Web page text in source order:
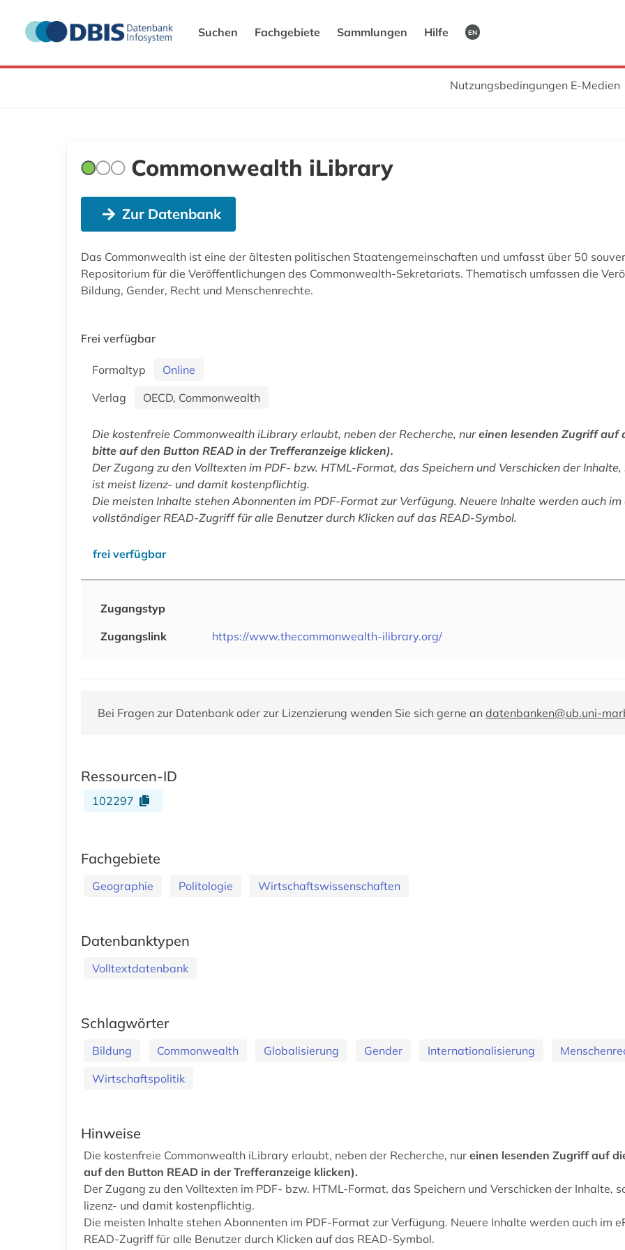
Suchen Fachgebiete Sammlungen Hilfe EN
Nutzungsbedingungen E-Medien
Commonwealth iLibrary
Zur Datenbank
Das Commonwealth ist eine der ältesten politischen Staatengemeinschaften und umfasst über 50
Repositorium für die Veröffentlichungen des Commonwealth-Sekretariats. Thematisch umfassen die
Bildung, Gender, Recht und Menschenrechte.
Frei verfügbar
Formaltyp
Online
Verlag
OECD, Commonwealth
Die kostenfreie Commonwealth iLibrary erlaubt, neben der Recherche, nureinen lesenden Zugriff auf
bitte auf den Button READ in der Trefferanzeige klicken).
Der Zugang zu den Volltexten im PDF- bzw. HTML-Format, das Speichern und Verschicken der
ist meist lizenz- und damit kostenpflichtig.
Die meisten Inhalte stehen Abonnenten im PDF-Format zur Verfügung. Neuere Inhalte werden auch
vollständiger READ-Zugriff für alle Benutzer durch Klicken auf das READ-Symbol.
frei verfügbar
Zugangstyp
Zugangslink
https://www.thecommonwealth-ilibrary.org/
Bei Fragen zur Datenbank oder zur Lizenzierung wenden Sie sich gerne an datenbanken@ub.uni-
Ressourcen-ID
102297
Fachgebiete
Geographie Politologie Wirtschaftswissenschaften
Datenbanktypen
Volltextdatenbank
Schlagwörter
Bildung Commonwealth Globalisierung Gender Internationalisierung
Wirtschaftspolitik
Hinweise
Die kostenfreie Commonwealth iLibrary erlaubt, neben der Recherche, nur einen lesenden Zugriff auf
auf den Button READ in der Trefferanzeige klicken).
Der Zugang zu den Volltexten im PDF- bzw. HTML-Format, das Speichern und Verschicken der Inhalte,
lizenz- und damit kostenpflichtig.
Die meisten Inhalte stehen Abonnenten im PDF-Format zur Verfügung. Neuere Inhalte werden auch im
READ-Zugriff für alle Benutzer durch Klicken auf das READ-Symbol.